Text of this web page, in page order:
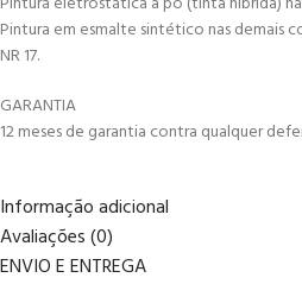
Pintura em esmalte sintético nas demais
NR 17.
GARANTIA
12 meses de garantia contra qualquer
Informação adicional
Avaliações (0)
ENVIO E ENTREGA